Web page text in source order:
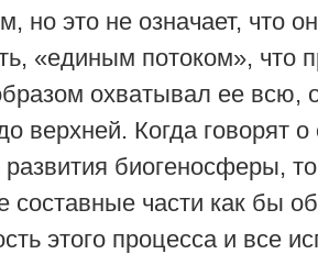
но это не означает, что
«единым потоком», что
охватывал ее всю,
верхней. Когда говорят
развития биогеносферы,
составные части как бы
этого процесса и все